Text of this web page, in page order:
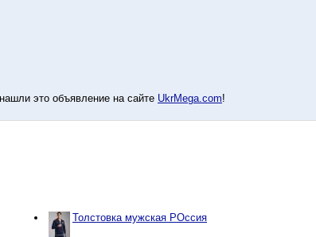
это объявление на сайте UkrMega.com!
Толстовка мужская РОссия